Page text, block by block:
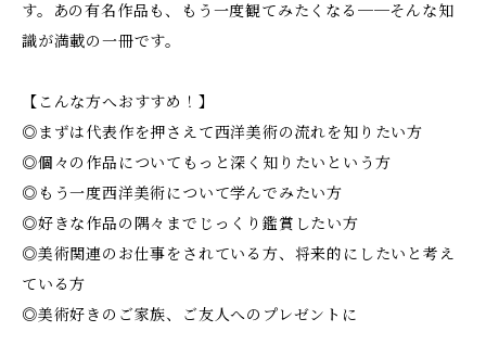
す。あの有名作品も、もう一度観てみたくなる──そんな知
識が満載の一冊です。
【こんな方へおすすめ！】
◎まずは代表作を押さえて西洋美術の流れを知りたい方
◎個々の作品についてもっと深く知りたいという方
◎もう一度西洋美術について学んでみたい方
◎好きな作品の隅々までじっくり鑑賞したい方
◎美術関連のお仕事をされている方、将来的にしたいと考え
ている方
◎美術好きのご家族、ご友人へのプレゼントに